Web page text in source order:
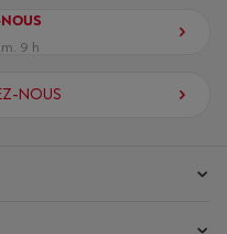
9 h
NOUS